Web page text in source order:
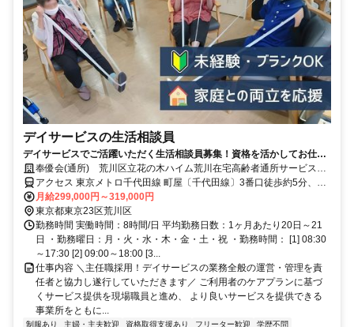
デイサービスの生活相談員
デイサービスでご活躍いただく生活相談員募集！資格を活かしてお仕事
しませんか★
奉優会(通所) 荒川区立花の木ハイム荒川在宅高齢者通所サービスセ
ンター
アクセス 東京メトロ千代田線 町屋〔千代田線〕3番口徒歩約5分、京
成本線 新三河島徒歩約5分、都電荒川線 町屋二丁目徒歩約6分
月給299,000円～319,000円
東京都東京23区荒川区
勤務時間 実働時間：8時間/日 平均勤務日数：1ヶ月あたり20日～21
日 ・勤務曜日：月・火・水・木・金・土・祝 ・勤務時間： [1] 08:30
～17:30 [2] 09:00～18:00 [3...
仕事内容 ＼主任職採用！デイサービスの業務全般の運営・管理を責
任者と協力し遂行していただきます／ ご利用者のケアプランに基づ
くサービス提供を現場職員と進め、 より良いサービスを提供できる
事業所をともに...
制服あり 主婦・主夫歓迎 資格取得支援あり フリーター歓迎
学歴不問